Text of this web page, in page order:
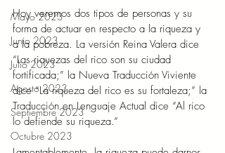
Mayo 2023
Junio 2023
Julio 2023
Agosto 2023
Septiembre 2023
Octubre 2023
Hoy veremos dos tipos de personas y su
forma de actuar en respecto a la riqueza y
a la pobreza. La versión Reina Valera dice
“Las riquezas del rico son su ciudad
fortificada;” la Nueva Traducción Viviente
dice “La riqueza del rico es su fortaleza;” la
Traducción en Lenguaje Actual dice “Al rico
lo defiende su riqueza.”